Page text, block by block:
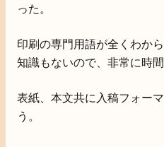
った。
印刷の専門用語が全くわか
知識もないので、非常に時間
表紙、本文共に入稿フォー
う。